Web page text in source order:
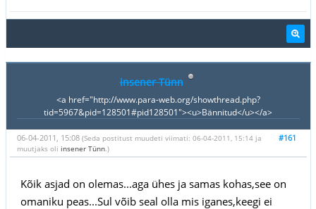
insener Tünn
<a href="http://www.para-web.org/showthread.php?
tid=5967&pid=128501#pid128501"><u>Bännitud</u></a>
#161
06-04-2011, 15:08 (Seda postitust muudeti viimati: 06-04-2011, 15:14 ja
muutjaks oli insener Tünn.)
Kõik asjad on olemas...aga ühes ja samas kohas,see on
omaniku peas...Sul võib seal olla mis iganes,keegi ei